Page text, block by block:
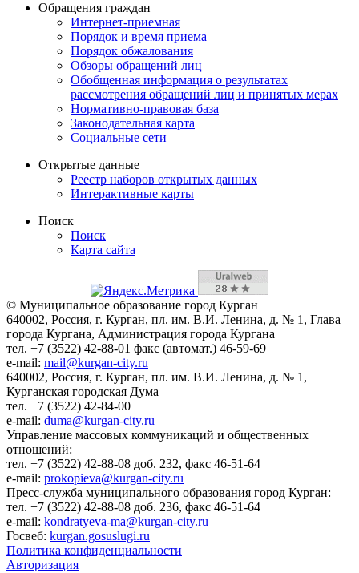
Обращения граждан
Интернет-приемная
Порядок и время приема
Порядок обжалования
Обзоры обращений лиц
Обобщенная информация о результатах
рассмотрения обращений лиц и принятых мерах
Нормативно-правовая база
Законодательная карта
Социальные сети
Открытые данные
Реестр наборов открытых данных
Интерактивные карты
Поиск
Поиск
Карта сайта
© Муниципальное образование город Курган
640002, Россия, г. Курган, пл. им. В.И. Ленина, д. № 1, Глава
города Кургана, Администрация города Кургана
тел. +7 (3522) 42-88-01 факс (автомат.) 46-59-69
e-mail: mail@kurgan-city.ru
640002, Россия, г. Курган, пл. им. В.И. Ленина, д. № 1,
Курганская городская Дума
тел. +7 (3522) 42-84-00
e-mail: duma@kurgan-city.ru
Управление массовых коммуникаций и общественных
отношений:
тел. +7 (3522) 42-88-08 доб. 232, факс 46-51-64
e-mail: prokopieva@kurgan-city.ru
Пресс-служба муниципального образования город Курган:
тел. +7 (3522) 42-88-08 доб. 236, факс 46-51-64
e-mail: kondratyeva-ma@kurgan-city.ru
Госвеб: kurgan.gosuslugi.ru
Политика конфиденциальности
Авторизация